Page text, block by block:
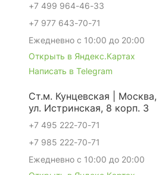
+7 499 964-46-33
+7 977 643-70-71
Ежедневно с 10:00 до 20:00
Открыть в Яндекс.Картах
Написать в Telegram
Ст.м. Кунцевская | Москва,
ул. Истринская, 8 корп. 3
+7 495 222-70-71
+7 985 222-70-71
Ежедневно с 10:00 до 20:00